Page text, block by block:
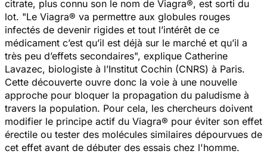
citrate, plus connu son le nom de Viagra®, est sorti du
lot. "Le Viagra® va permettre aux globules rouges
infectés de devenir rigides et tout l’intérêt de ce
médicament c’est qu’il est déjà sur le marché et qu’il a
très peu d’effets secondaires", explique Catherine
Lavazec, biologiste à l’Institut Cochin (CNRS) à Paris.
Cette découverte ouvre donc la voie à une nouvelle
approche pour bloquer la propagation du paludisme à
travers la population. Pour cela, les chercheurs doivent
modifier le principe actif du Viagra® pour éviter son effet
érectile ou tester des molécules similaires dépourvues de
cet effet avant de débuter des essais chez l'homme.